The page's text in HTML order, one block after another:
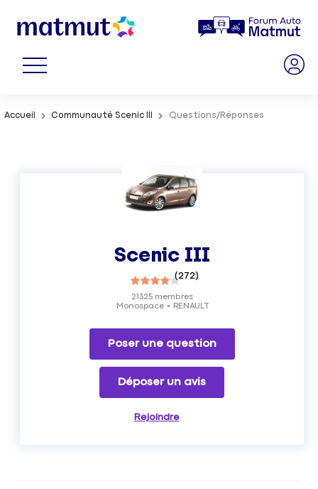
Accueil Communauté Scenic III Questions/Réponses
Scenic III
(272)
Monospace RENAULT
21325membres
Poser une question
Déposer un avis
Rejoindre